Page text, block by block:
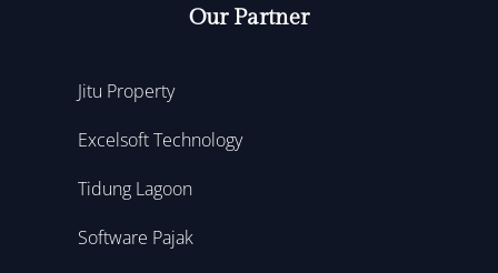
Our Partner
Jitu Property
Excelsoft Technology
Tidung Lagoon
Software Pajak